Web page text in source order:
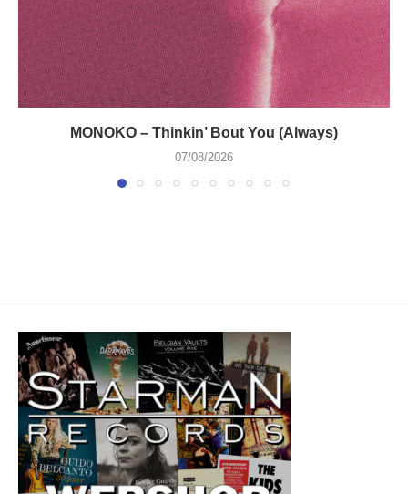
MONOKO – Thinkin’ Bout You (Always)
07/08/2026